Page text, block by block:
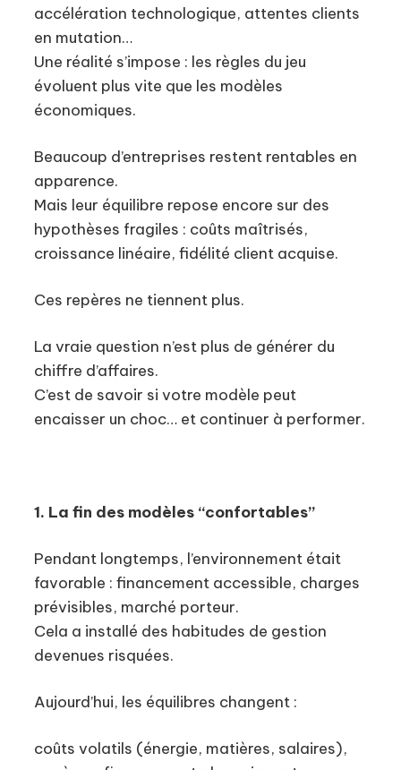
accélération technologique, attentes clients
en mutation…
Une réalité s’impose : les règles du jeu
évoluent plus vite que les modèles
économiques.
Beaucoup d’entreprises restent rentables en
apparence.
Mais leur équilibre repose encore sur des
hypothèses fragiles : coûts maîtrisés,
croissance linéaire, fidélité client acquise.
Ces repères ne tiennent plus.
La vraie question n’est plus de générer du
chiffre d’affaires.
C’est de savoir si votre modèle peut
encaisser un choc… et continuer à performer.
1. La fin des modèles “confortables”
Pendant longtemps, l’environnement était
favorable : financement accessible, charges
prévisibles, marché porteur.
Cela a installé des habitudes de gestion
devenues risquées.
Aujourd’hui, les équilibres changent :
coûts volatils (énergie, matières, salaires),